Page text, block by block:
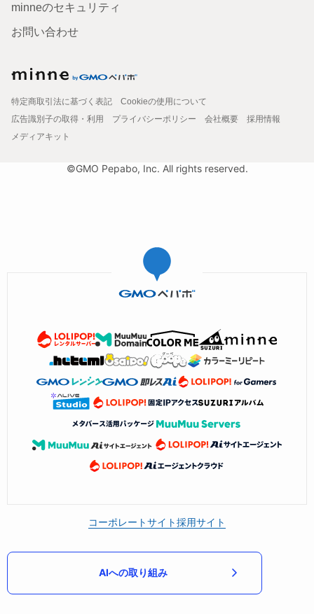
minneのセキュリティ
お問い合わせ
特定商取引法に基づく表記
Cookieの使用について
広告識別子の取得・利用
プライバシーポリシー 会社概要
採用情報
メディアキット
©GMO Pepabo, Inc. All rights reserved.
コーポレートサイト採用サイト
AIへの取り組み